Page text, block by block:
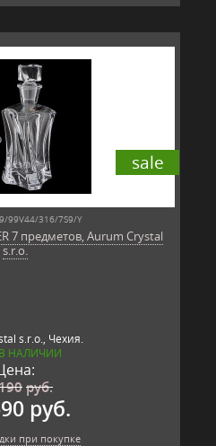
sale
99V44/316/7S9/Y
7 предметов, Aurum Crystal
s.r.o.
s.r.o., Чехия.
НАЛИЧИИ
руб.
руб.
при покупке